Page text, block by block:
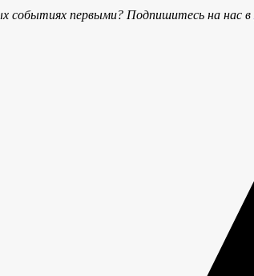
событиях первыми? Подпишитесь на нас в